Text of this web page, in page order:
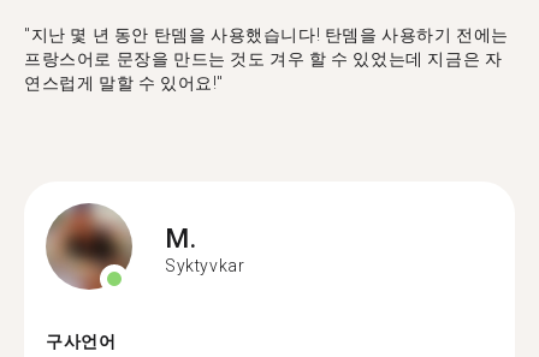
"​​지난 몇 년 동안 탄뎀을 사용했습니다! 탄뎀을 사용하기 전에는
프랑스어로 문장을 만드는 것도 겨우 할 수 있었는데 지금은 자
연스럽게 말할 수 있어요!"
M.
Syktyvkar
구사언어